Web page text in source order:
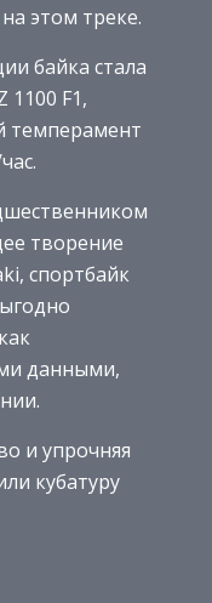
этом треке.
байка стала
F1,
темперамент
творение
спортбайк
данными,
и упрочняя
кубатуру